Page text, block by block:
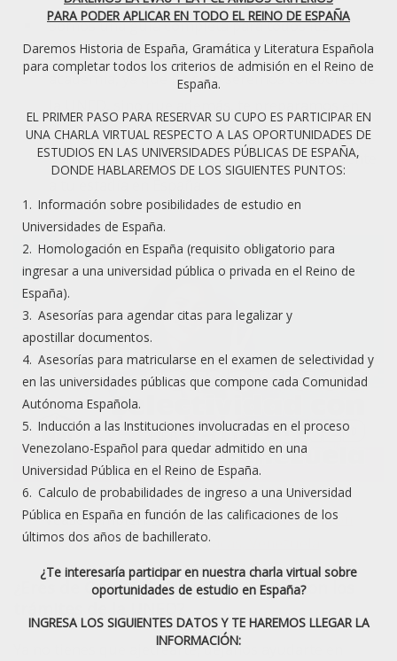
Somos una guía completa para todos los
estudiantes que desean ser parte de nuestra
academia, ya que no solo seremos colabores de
selectividad, te ayudamos a tramitar toda la
parte legal y te asesoramos en todo lo referente
Véase también:Academia de selectividad con
convenio UNED Caracas, Venezuela
¿Eres de Caracas? ¿Necesitas ayuda con los
Ya no tienes que ajetrearte, déjanos ayudarte en
PARA PODER APLICAR EN TODO EL REINO DE ESPAÑA
Daremos Historia de España, Gramática y Literatura Española
para completar todos los criterios de admisión en el Reino de
España.
EL PRIMER PASO PARA RESERVAR SU CUPO ES PARTICIPAR EN
UNA CHARLA VIRTUAL RESPECTO A LAS OPORTUNIDADES DE
ESTUDIOS EN LAS UNIVERSIDADES PÚBLICAS DE ESPAÑA,
DONDE HABLAREMOS DE LOS SIGUIENTES PUNTOS:
Información sobre posibilidades de estudio en
Universidades de España.
Homologación en España (requisito obligatorio para
ingresar a una universidad pública o privada en el Reino de
España).
Asesorías para agendar citas para legalizar y
apostillar documentos.
Asesorías para matricularse en el examen de selectividad y
en las universidades públicas que compone cada Comunidad
Autónoma Española.
Inducción a las Instituciones involucradas en el proceso
Venezolano-Español para quedar admitido en una
Universidad Pública en el Reino de España.
Calculo de probabilidades de ingreso a una Universidad
Pública en España en función de las calificaciones de los
últimos dos años de bachillerato.
¿Te interesaría participar en nuestra charla virtual sobre
oportunidades de estudio en España?
INGRESA LOS SIGUIENTES DATOS Y TE HAREMOS LLEGAR LA
INFORMACIÓN: